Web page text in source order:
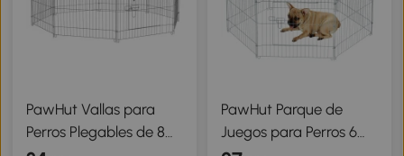
PawHut Vallas para
Perros Plegables de 8
PawHut Parque de
Juegos para Perros 6